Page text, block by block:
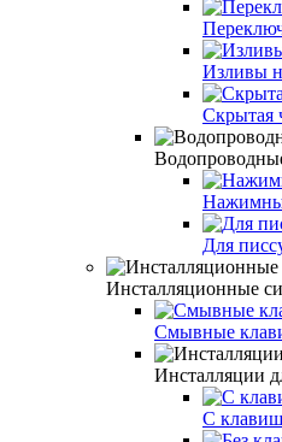
Изливы
Скрытая
Для
Инсталляционные
Смывные
Инсталляции
С